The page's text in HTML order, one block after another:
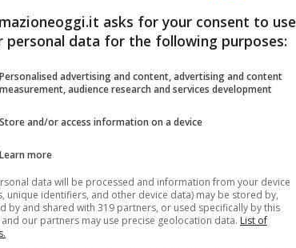
usata dai cyber criminali
asks for your consent to use
personal data for the following purposes:
Personalised advertising and content, advertising and content
measurement, audience research and services development
Store and/or access information on a device
Learn more
data will be processed and information from your device
unique identifiers, and other device data) may be stored by,
by and shared with 319 partners, or used specifically by this
and our partners may use precise geolocation data. List of